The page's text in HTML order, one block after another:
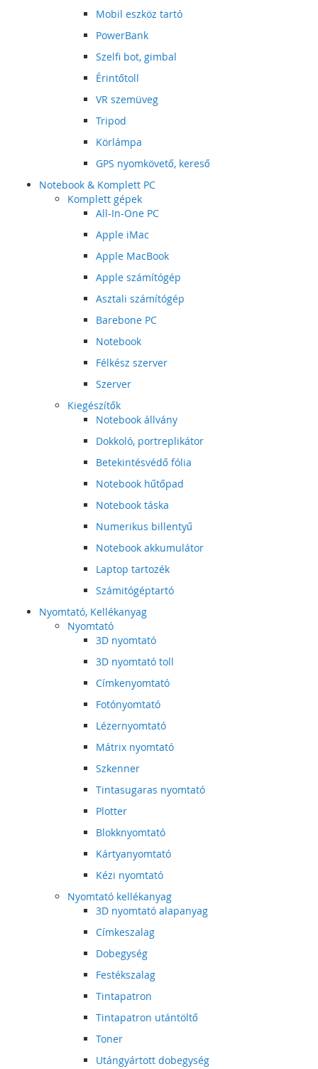
Mobil eszköz tartó
PowerBank
Szelfi bot, gimbal
Érintőtoll
VR szemüveg
Tripod
Körlámpa
GPS nyomkövető, kereső
Notebook & Komplett PC
Komplett gépek
All-In-One PC
Apple iMac
Apple MacBook
Apple számítógép
Asztali számítógép
Barebone PC
Notebook
Félkész szerver
Szerver
Kiegészítők
Notebook állvány
Dokkoló, portreplikátor
Betekintésvédő fólia
Notebook hűtőpad
Notebook táska
Numerikus billentyű
Notebook akkumulátor
Laptop tartozék
Számitógéptartó
Nyomtató, Kellékanyag
Nyomtató
3D nyomtató
3D nyomtató toll
Címkenyomtató
Fotónyomtató
Lézernyomtató
Mátrix nyomtató
Szkenner
Tintasugaras nyomtató
Plotter
Blokknyomtató
Kártyanyomtató
Kézi nyomtató
Nyomtató kellékanyag
3D nyomtató alapanyag
Címkeszalag
Dobegység
Festékszalag
Tintapatron
Tintapatron utántöltő
Toner
Utángyártott dobegység